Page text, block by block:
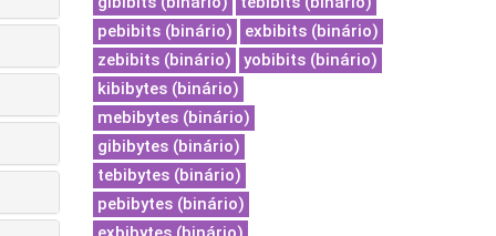
pebibits (binário)
exbibits (binário)
zebibits (binário)
yobibits (binário)
kibibytes (binário)
mebibytes (binário)
gibibytes (binário)
tebibytes (binário)
pebibytes (binário)